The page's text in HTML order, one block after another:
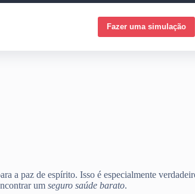
Fazer uma simulação
a paz de espírito. Isso é especialmente
um seguro saúde barato.